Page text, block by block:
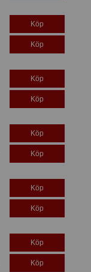
Köp
Köp
Köp
Köp
Köp
Köp
Köp
Köp
Köp
Köp